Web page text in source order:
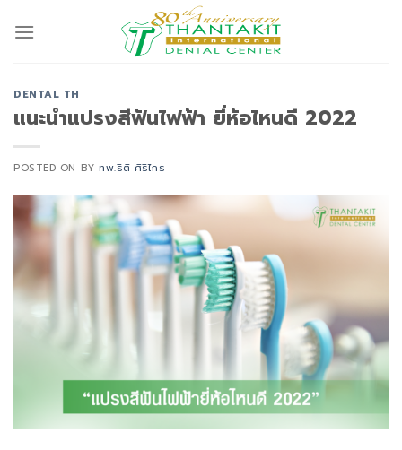
DENTAL TH
แนะนำแปรงสีฟันไฟฟ้า ยี่ห้อไหนดี 2022
POSTED ON BYทพ.ธิติ ศิริไกร